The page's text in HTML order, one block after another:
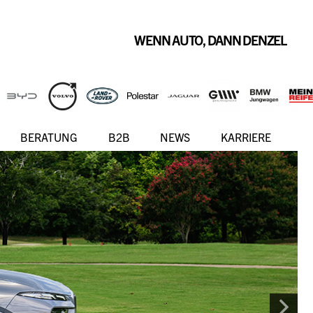
WENN AUTO, DANN DENZEL
BERATUNG B2B NEWS KARRIERE